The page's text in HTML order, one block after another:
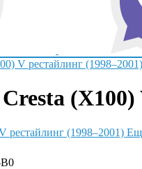
V рестайлинг (1998–2001)